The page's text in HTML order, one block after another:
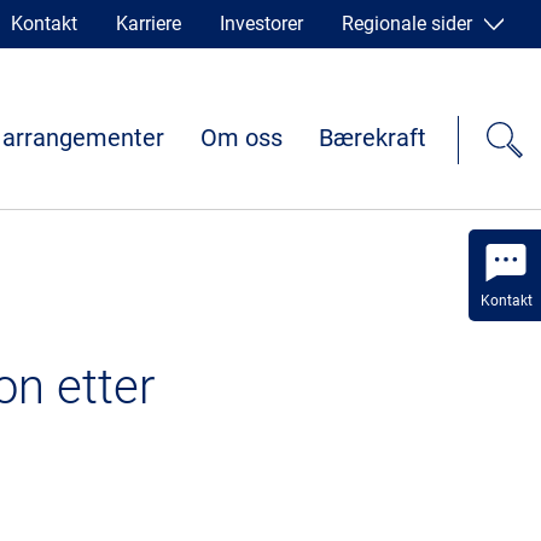
Kontakt
Kontakt Karriere Investorer Regionale sider
Om oss Bærekraft
etter